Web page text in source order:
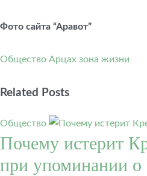
Фото сайта “Аравот”
Общество Арцах зона жизни
Related Posts
Общество
Почему истерит
при упоминании о